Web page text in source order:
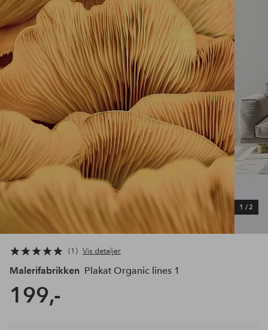
1 /2
1 Vis detaljer
Malerifabrikken Plakat Organic lines 1
199,-